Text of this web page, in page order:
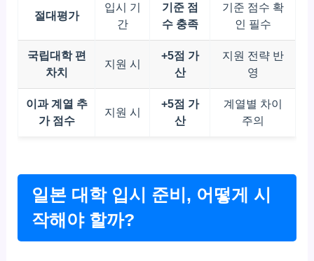
절대평가
입시 기
간
기준 점
수 충족
기준 점수 확
인 필수
국립대학 편
차치
지원 시
+5점 가
산
지원 전략 반
영
이과 계열 추
가 점수
지원 시
+5점 가
산
계열별 차이
주의
일본 대학 입시 준비, 어떻게 시
작해야 할까?